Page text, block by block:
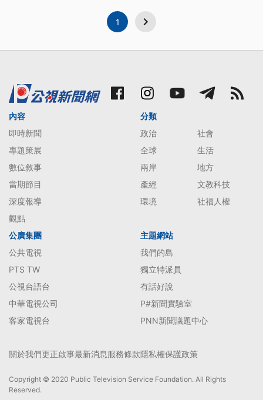
1
內容
即時新聞
專題策展
數位敘事
當期節目
深度報導
觀點
分類
政治
社會
全球
生活
兩岸
地方
產經
文教科技
環境
社福人權
公廣集團
公共電視
PTS TW
公視台語台
中華電視公司
客家電視台
主題網站
我們的島
獨立特派員
有話好說
P#新聞實驗室
PNN新聞議題中心
關於我們更正啟事最新消息服務條款隱私權保護政策
Copyright © 2020 Public Television Service Foundation. All Rights
Reserved.